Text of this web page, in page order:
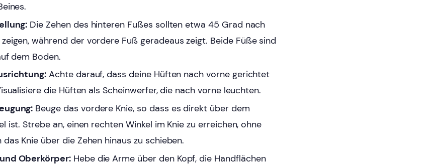
Die Zehen des hinteren Fußes sollten etwa 45 Grad nach
während der vordere Fuß geradeaus zeigt. Beide Füße sind
dem Boden.
Achte darauf, dass deine Hüften nach vorne gerichtet
die Hüften als Scheinwerfer, die nach vorne leuchten.
Beuge das vordere Knie, so dass es direkt über dem
ist. Strebe an, einen rechten Winkel im Knie zu erreichen, ohne
das Knie über die Zehen hinaus zu schieben.
Oberkörper:Hebe die Arme über den Kopf, die Handflächen